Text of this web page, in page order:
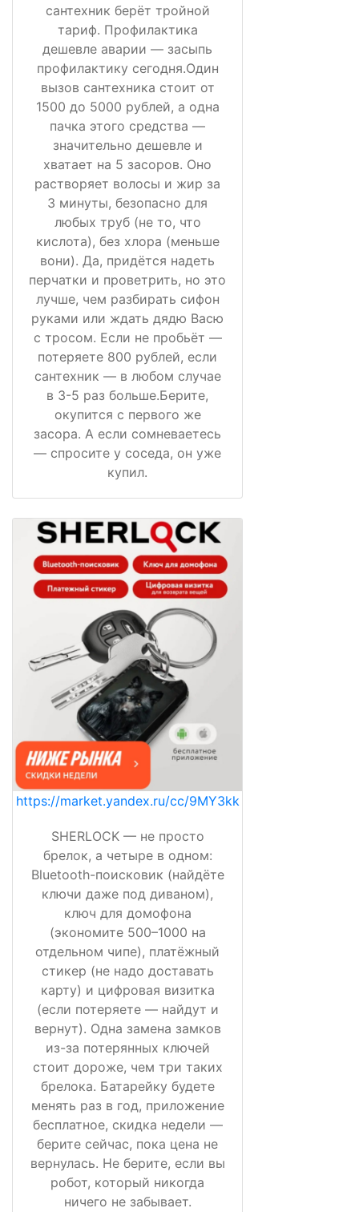
сантехник берёт тройной
тариф. Профилактика
дешевле аварии — засыпь
профилактику сегодня.Один
вызов сантехника стоит от
1500 до 5000 рублей, а одна
пачка этого средства —
значительно дешевле и
хватает на 5 засоров. Оно
растворяет волосы и жир за
3 минуты, безопасно для
любых труб (не то, что
кислота), без хлора (меньше
вони). Да, придётся надеть
перчатки и проветрить, но это
лучше, чем разбирать сифон
руками или ждать дядю Васю
с тросом. Если не пробьёт —
потеряете 800 рублей, если
сантехник — в любом случае
в 3-5 раз больше.Берите,
окупится с первого же
засора. А если сомневаетесь
— спросите у соседа, он уже
купил.
https://market.yandex.ru/cc/9MY3kk
SHERLOCK — не просто
брелок, а четыре в одном:
Bluetooth-поисковик (найдёте
ключи даже под диваном),
ключ для домофона
(экономите 500–1000 на
отдельном чипе), платёжный
стикер (не надо доставать
карту) и цифровая визитка
(если потеряете — найдут и
вернут). Одна замена замков
из-за потерянных ключей
стоит дороже, чем три таких
брелока. Батарейку будете
менять раз в год, приложение
бесплатное, скидка недели —
берите сейчас, пока цена не
вернулась. Не берите, если вы
робот, который никогда
ничего не забывает.